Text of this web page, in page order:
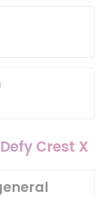
Crest X